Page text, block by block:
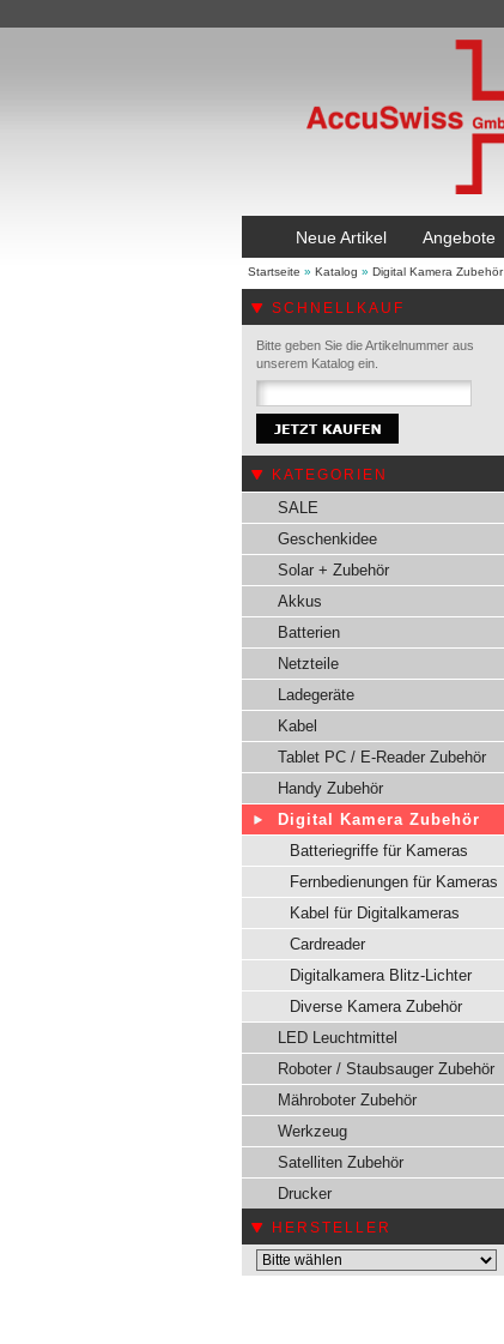
Neue Artikel Angebote
Startseite » Katalog » Digital Kamera Zubehör
SCHNELLKAUF
Bitte geben Sie die Artikelnummer aus
unserem Katalog ein.
KATEGORIEN
SALE
Geschenkidee
Solar + Zubehör
Akkus
Batterien
Netzteile
Ladegeräte
Kabel
Tablet PC / E-Reader Zubehör
Handy Zubehör
Digital Kamera Zubehör
Batteriegriffe für Kameras
Fernbedienungen für Kameras
Kabel für Digitalkameras
Cardreader
Digitalkamera Blitz-Lichter
Diverse Kamera Zubehör
LED Leuchtmittel
Roboter / Staubsauger Zubehör
Mähroboter Zubehör
Werkzeug
Satelliten Zubehör
Drucker
HERSTELLER